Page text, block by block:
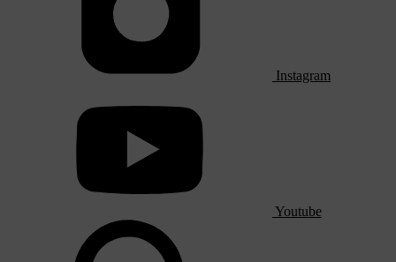
Instagram
Youtube